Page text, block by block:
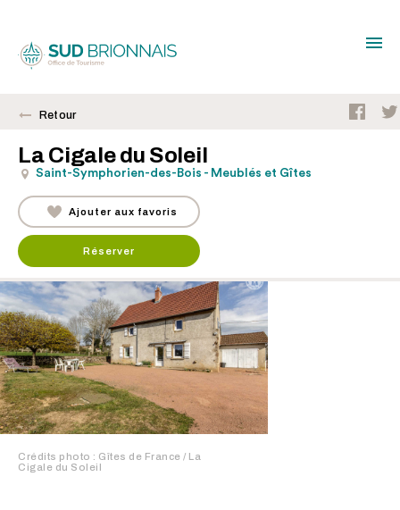
Retour
La Cigale du Soleil
Saint-Symphorien-des-Bois - Meublés et Gîtes
Ajouter aux favoris
Réserver
Crédits photo : Gîtes de France / La
Cigale du Soleil